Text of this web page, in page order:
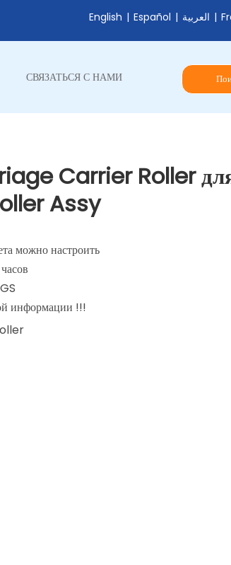
English | Español | العربية |
СВЯЗАТЬСЯ С НАМИ
Carrier Roller
Assy
можно настроить
информации !!!